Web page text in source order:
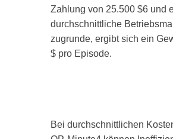
Zahlung von 25.500 $6 und
durchschnittliche
zugrunde, ergibt sich ein
$ pro Episode.
Bei durchschnittlichen